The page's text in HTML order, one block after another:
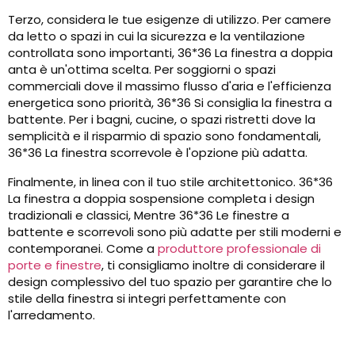
Terzo, considera le tue esigenze di utilizzo. Per camere
da letto o spazi in cui la sicurezza e la ventilazione
controllata sono importanti, 36*36 La finestra a doppia
anta è un'ottima scelta. Per soggiorni o spazi
commerciali dove il massimo flusso d'aria e l'efficienza
energetica sono priorità, 36*36 Si consiglia la finestra a
battente. Per i bagni, cucine, o spazi ristretti dove la
semplicità e il risparmio di spazio sono fondamentali,
36*36 La finestra scorrevole è l'opzione più adatta.
Finalmente, in linea con il tuo stile architettonico. 36*36
La finestra a doppia sospensione completa i design
tradizionali e classici, Mentre 36*36 Le finestre a
battente e scorrevoli sono più adatte per stili moderni e
contemporanei. Come a produttore professionale di
porte e finestre, ti consigliamo inoltre di considerare il
design complessivo del tuo spazio per garantire che lo
stile della finestra si integri perfettamente con
l'arredamento.